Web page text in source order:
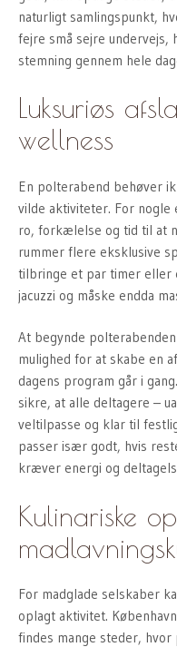
naturligt samlingspunkt,
fejre små sejre undervejs,
stemning gennem hele
Luksuriøs
wellness
En polterabend behøver
vilde aktiviteter. For nogle
ro, forkælelse og tid til at
rummer flere eksklusive
tilbringe et par timer eller
jacuzzi og måske endda
At begynde
mulighed for at skabe en
dagens program går i
sikre, at alle deltagere –
veltilpasse og klar til
passer især godt, hvis
kræver energi og
Kulinariske
For madglade selskaber
oplagt aktivitet.
findes mange steder,